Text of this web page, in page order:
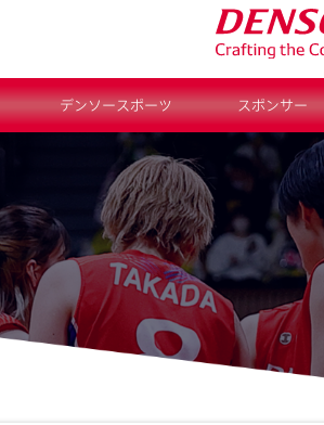
デンソースポーツ スポンサー